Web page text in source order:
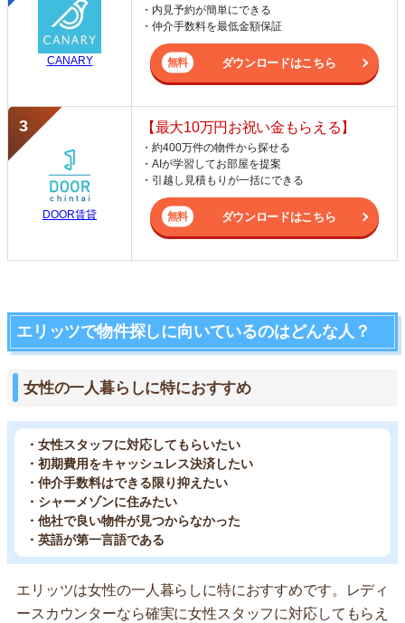
CANARY
・内見予約が簡単にできる
・仲介手数料を最低金額保証
ダウンロードはこちら
DOOR賃貸
【最大10万円お祝い金もらえる】
・約400万件の物件から探せる
・AIが学習してお部屋を提案
・引越し見積もりが一括にできる
ダウンロードはこちら
エリッツで物件探しに向いているのはどんな人？
女性の一人暮らしに特におすすめ
・女性スタッフに対応してもらいたい
・初期費用をキャッシュレス決済したい
・仲介手数料はできる限り抑えたい
・シャーメゾンに住みたい
・他社で良い物件が見つからなかった
・英語が第一言語である
エリッツは女性の一人暮らしに特におすすめです。レディ
ースカウンターなら確実に女性スタッフに対応してもらえ